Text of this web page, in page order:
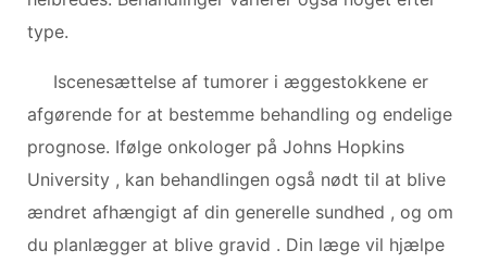
type.
Iscenesættelse af tumorer i æggestokkene er
afgørende for at bestemme behandling og endelige
prognose. Ifølge onkologer på Johns Hopkins
University , kan behandlingen også nødt til at blive
ændret afhængigt af din generelle sundhed , og om
du planlægger at blive gravid . Din læge vil hjælpe